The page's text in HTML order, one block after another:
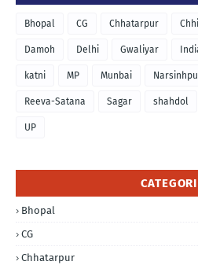
Bhopal CG Chhatarpur
Damoh Delhi Gwaliyar
katni MP Munbai
Reeva-Satana Sagar shahdol
UP
Bhopal
CG
Chhatarpur